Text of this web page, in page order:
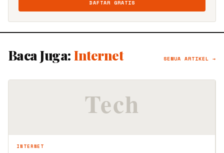
DAFTAR GRATIS
Baca Juga: Internet SEMUA ARTIKEL →
INTERNET